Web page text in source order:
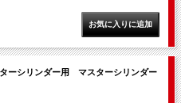
ーシリンダー用 マスターシリンダー